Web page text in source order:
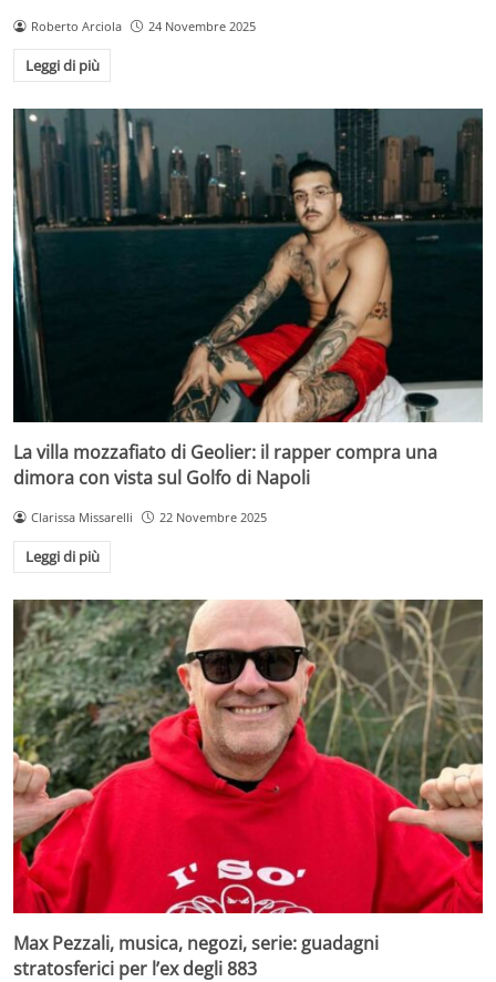
Roberto Arciola 24 Novembre 2025
Leggi di più
La villa mozzafiato di Geolier: il rapper compra una
dimora con vista sul Golfo di Napoli
Clarissa Missarelli 22 Novembre 2025
Leggi di più
Max Pezzali, musica, negozi, serie: guadagni
stratosferici per l’ex degli 883